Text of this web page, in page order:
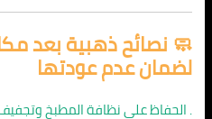
🧼 نصائح ذهبية بعد
لضمان عدم عودتها
. الحفاظ على نظافة المطبخ